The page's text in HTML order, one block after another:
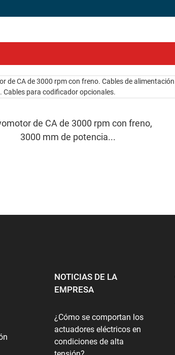
de CA de 3000 rpm con freno,
3000 mm de potencia...
NOTICIAS DE LA
EMPRESA
¿Cómo se comportan los
actuadores eléctricos en
condiciones de alta